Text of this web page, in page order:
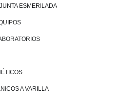
ESMERILADA
A VARILLA